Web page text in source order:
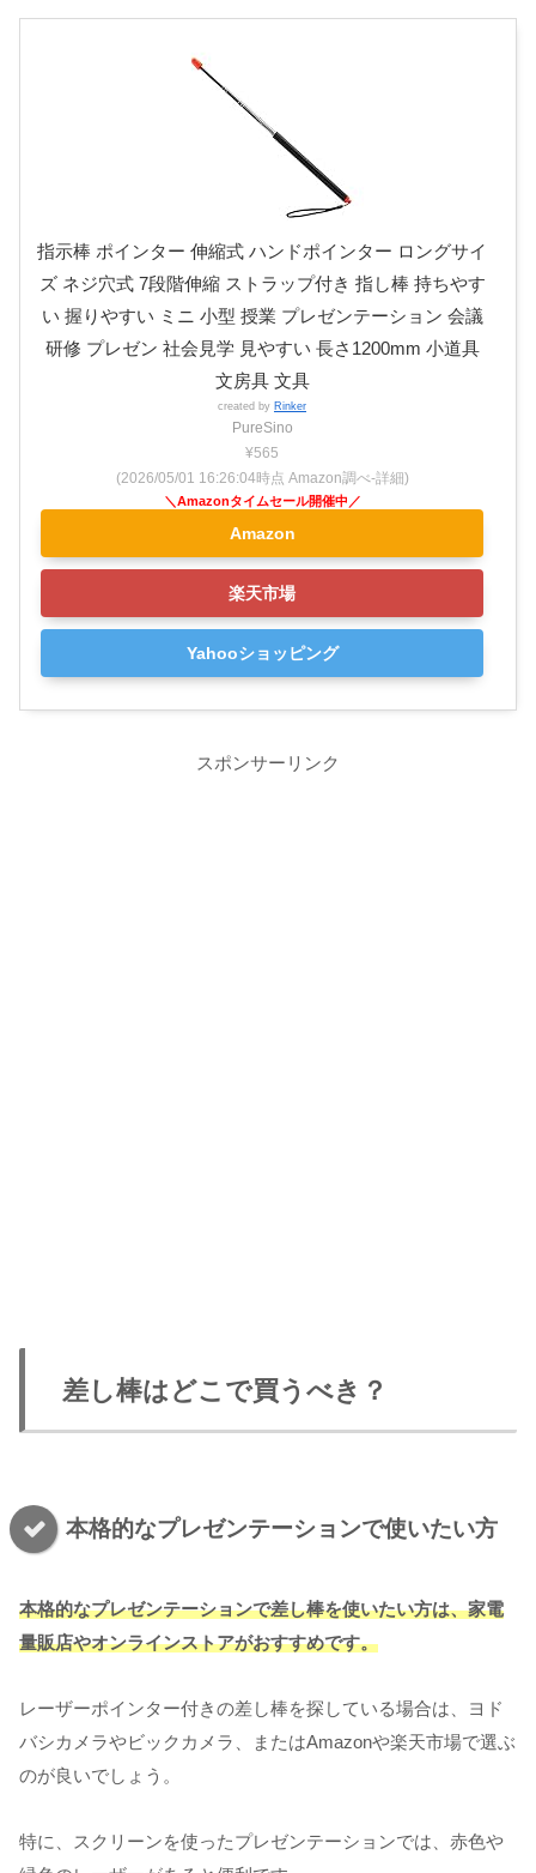
指示棒 ポインター 伸縮式 ハンドポインター ロングサイ
ズ ネジ穴式 7段階伸縮 ストラップ付き 指し棒 持ちやす
い 握りやすい ミニ 小型 授業 プレゼンテーション 会議
研修 プレゼン 社会見学 見やすい 長さ1200mm 小道具
文房具 文具
created by Rinker
PureSino
¥565
(2026/05/01 16:26:04時点 Amazon調べ-詳細)
Amazon
楽天市場
Yahooショッピング
スポンサーリンク
差し棒はどこで買うべき？
本格的なプレゼンテーションで使いたい方
本格的なプレゼンテーションで差し棒を使いたい方は、家電
量販店やオンラインストアがおすすめです。
レーザーポインター付きの差し棒を探している場合は、ヨド
バシカメラやビックカメラ、またはAmazonや楽天市場で選ぶ
のが良いでしょう。
特に、スクリーンを使ったプレゼンテーションでは、赤色や